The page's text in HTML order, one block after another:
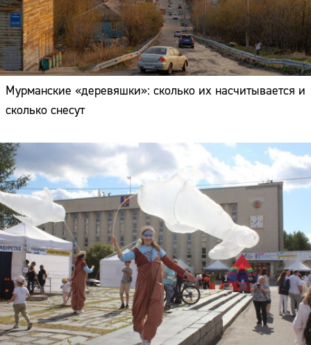
Мурманские «деревяшки»: сколько их насчитывается и
сколько снесут